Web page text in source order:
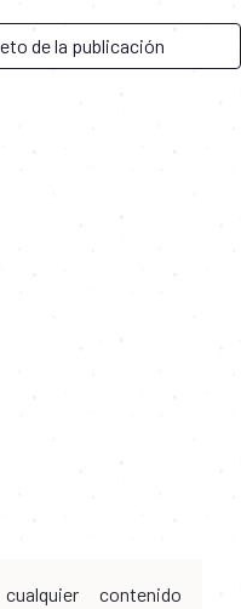
de la publicación
contenido